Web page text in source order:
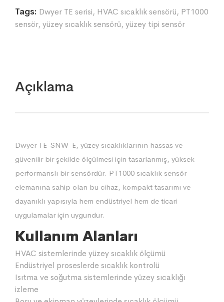
Tags: Dwyer TE serisi, HVAC sıcaklık sensörü, PT1000
sensör, yüzey sıcaklık sensörü, yüzey tipi sensör
Açıklama
Dwyer TE-SNW-E, yüzey sıcaklıklarının hassas ve
güvenilir bir şekilde ölçülmesi için tasarlanmış, yüksek
performanslı bir sensördür. PT1000 sıcaklık sensör
elemanına sahip olan bu cihaz, kompakt tasarımı ve
dayanıklı yapısıyla hem endüstriyel hem de ticari
uygulamalar için uygundur.
Kullanım Alanları
HVAC sistemlerinde yüzey sıcaklık ölçümü
Endüstriyel proseslerde sıcaklık kontrolü
Isıtma ve soğutma sistemlerinde yüzey sıcaklığı
izleme